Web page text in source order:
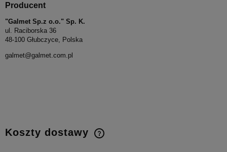
Producent
"Galmet Sp.z o.o." Sp. K.
ul. Raciborska 36
48-100 Głubczyce, Polska
galmet@galmet.com.pl
Koszty dostawy
Cena nie zawiera ewentualnych kosztów płatności